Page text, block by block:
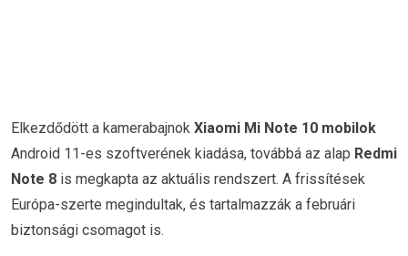
Elkezdődött a kamerabajnok Xiaomi Mi Note 10 mobilok
Android 11-es szoftverének kiadása, továbbá az alap Redmi
Note 8 is megkapta az aktuális rendszert. A frissítések
Európa-szerte megindultak, és tartalmazzák a februári
biztonsági csomagot is.